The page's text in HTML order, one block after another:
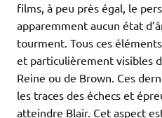
films, à peu près égal, le
apparemment aucun état
tourment. Tous ces
et particulièrement visibles
Reine ou de Brown. Ces
les traces des échecs et
atteindre Blair. Cet aspect